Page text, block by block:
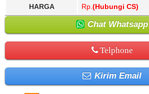
HARGA Rp. (Hubungi CS)
Chat Whatsapp
Telphone
Kirim Email